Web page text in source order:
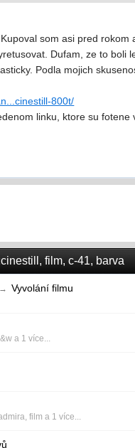
som asi pred
Dufam, ze to
Podla mojich
800t/
linku, ktore su
film, c-41, barva
→ Vyvolání filmu
a 1 více...
,film a 1 více...